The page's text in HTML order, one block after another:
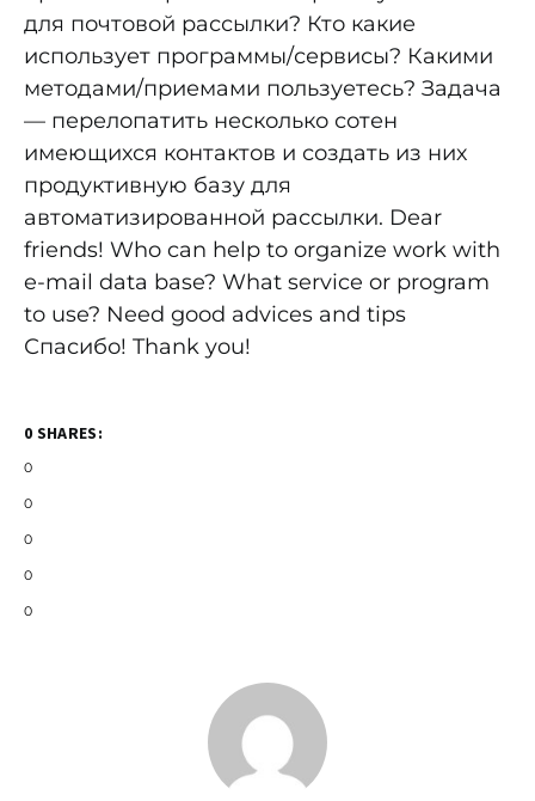
для почтовой рассылки? Кто какие
использует программы/сервисы? Какими
методами/приемами пользуетесь? Задача
— перелопатить несколько сотен
имеющихся контактов и создать из них
продуктивную базу для
автоматизированной рассылки. Dear
friends! Who can help to organize work with
e-mail data base? What service or program
to use? Need good advices and tips
Спасибо! Thank you!
0 SHARES:
0
0
0
0
0